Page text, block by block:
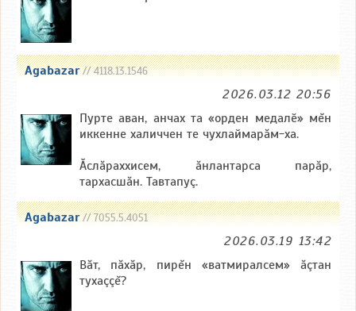
Agabazar// 4118.13.1546
2026.03.12 20:56
Пурте аван, анчах та «орден медалӗ» мĕн
иккенне халиччен те чухлаймарăм-ха.
Ăслăраххисем, ăнлантарса парăр,
тархасшăн. Тавтапуç.
Agabazar// 7055.5.4051
2026.03.19 13:42
Băт, пăхăр, пирĕн «ватмиралсем» ăçтан
тухаççĕ?